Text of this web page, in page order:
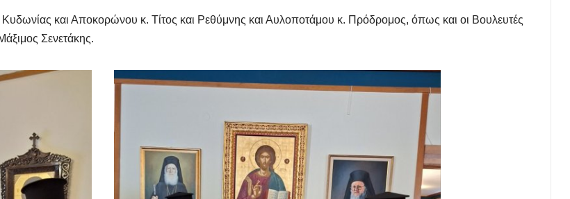
και Αποκορώνου κ. Τίτος και Ρεθύμνης και Αυλοποτάμου κ. Πρόδρομος, όπως και οι Βουλευτές
Σενετάκης.